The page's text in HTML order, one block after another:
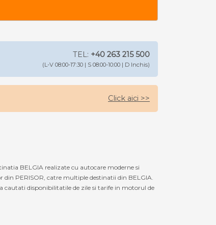
TEL: +40 263 215 500
(L-V 08:00-17:30 | S 08:00-10:00 | D Inchis)
Click aici >>
BELGIA realizate cu autocare moderne si
PERISOR, catre multiple destinatii din BELGIA.
cautati disponibilitatile de zile si tarife in motorul de